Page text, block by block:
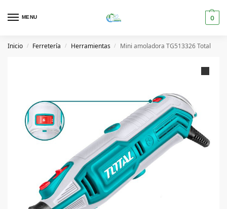
MENU 0
Inicio / Ferretería / Herramientas / Mini amoladora TG513326 Total